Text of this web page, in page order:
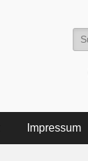
Impressum